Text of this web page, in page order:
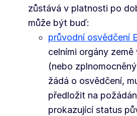
zůstává v platnosti po
může být buď:
průvodní osvědčení
celními orgány
(nebo
žádá o osvědčení,
předložit na
prokazující status